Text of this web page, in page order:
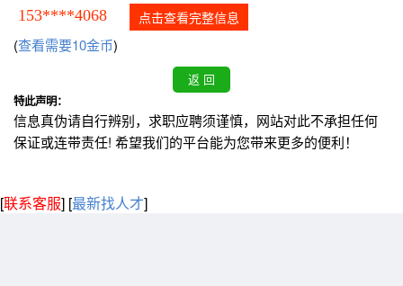
153****4068 点击查看完整信息
(查看需要10金币)
特此声明：
信息真伪请自行辨别，求职应聘须谨慎，网站对此不承担任何
保证或连带责任! 希望我们的平台能为您带来更多的便利！
[联系客服] [最新找人才]